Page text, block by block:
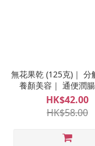
無花果乾 (125克)｜ 分
養顏美容｜ 通便潤
$12.6)
HK$42.00
HK$58.00